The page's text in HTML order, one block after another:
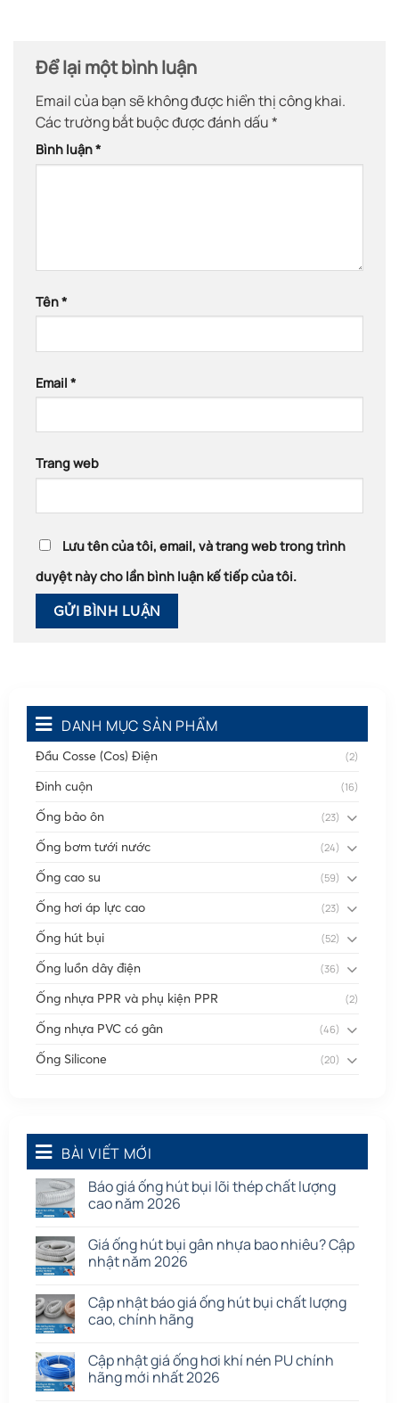
Để lại một bình luận
Email của bạn sẽ không được hiển thị công khai.
Các trường bắt buộc được đánh dấu*
Bình luận*
Tên*
Email *
Trang web
Lưu tên của tôi, email, và trang web trong trình
duyệt này cho lần bình luận kế tiếp của tôi.
DANH MỤC SẢN PHẨM
Đầu Cosse (Cos) Điện (2)
Đinh cuộn (16)
Ống bảo ôn (23)
Ống bơm tưới nước (24)
Ống cao su (59)
Ống hơi áp lực cao (23)
Ống hút bụi (52)
Ống luồn dây điện (36)
Ống nhựa PPR và phụ kiện PPR (2)
Ống nhựa PVC có gân (46)
Ống Silicone (20)
Quạt dân dụng
Tấm cao su
BÀI VIẾT MỚI
Báo giá ống hút bụi lõi thép chất lượng
cao năm 2026
Giá ống hút bụi gân nhựa bao nhiêu? Cập
nhật năm 2026
Cập nhật báo giá ống hút bụi chất lượng
cao, chính hãng
Cập nhật giá ống hơi khí nén PU chính
hãng mới nhất 2026